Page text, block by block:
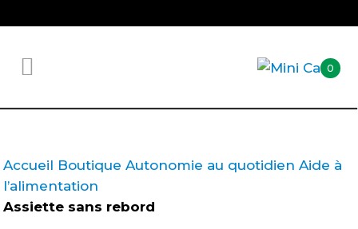
0
Accueil Boutique Autonomie au quotidien Aide à
l’alimentation
Assiette sans rebord